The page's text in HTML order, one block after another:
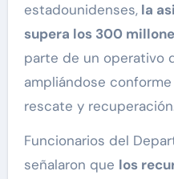
estadounidenses,la
supera los 300
parte de un operativo
ampliándose
rescate y
Funcionarios del
señalaron que los